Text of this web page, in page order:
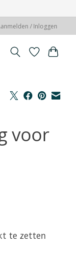
/ Inloggen
voor
te zetten